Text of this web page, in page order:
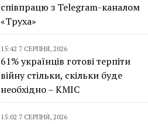
співпрацю з Telegram-каналом
«Труха»
15:42 7 СЕРПНЯ, 2026
61% українців готові терпіти
війну стільки, скільки буде
необхідно – КМІС
15:02 7 СЕРПНЯ, 2026